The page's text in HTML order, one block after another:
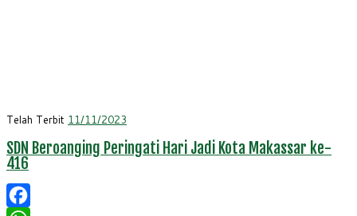
Telah Terbit 11/11/2023
SDN Beroanging Peringati Hari Jadi Kota Makassar ke-
416